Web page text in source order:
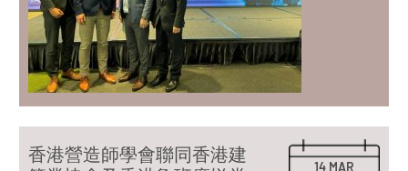
14 MAR
香港營造師學會聯同香港建